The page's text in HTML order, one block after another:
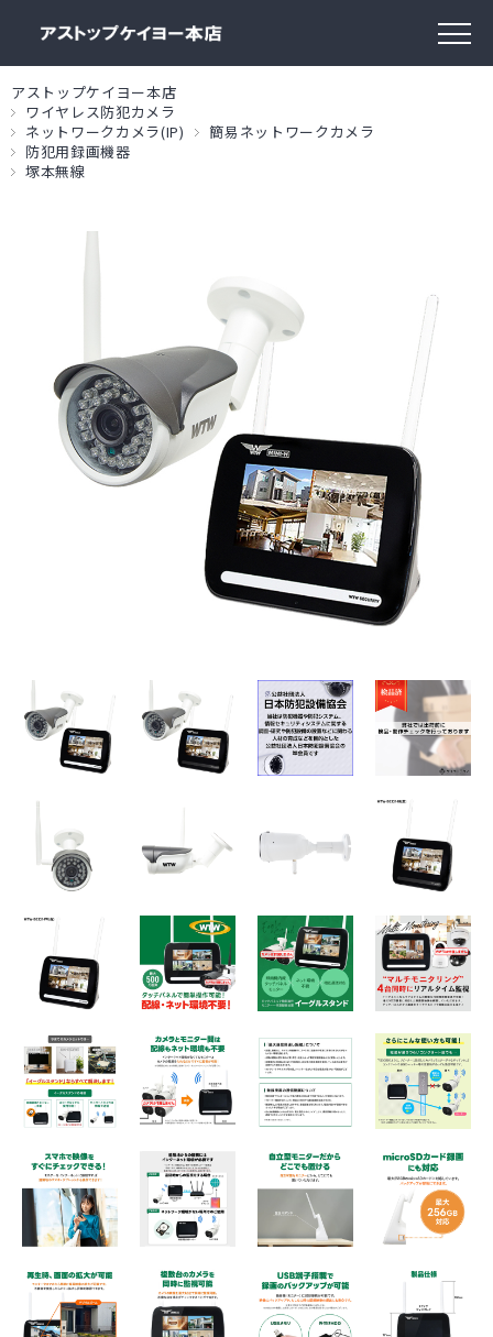
アストップケイヨー本店
ワイヤレス防犯カメラ
ネットワークカメラ(IP)
簡易ネットワークカメラ
防犯用録画機器
塚本無線